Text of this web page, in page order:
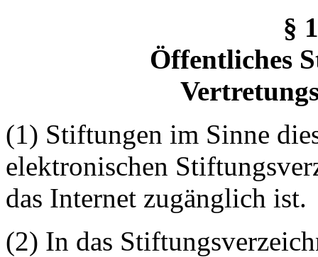
§
Öffentliches
(1) Stiftungen im Sinne
elektronischen
das Internet zugänglich ist.
(2) In das